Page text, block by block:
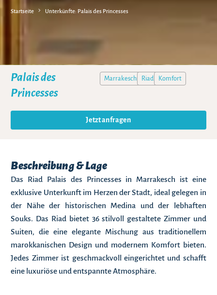
Startseite Unterkünfte: Palais des Princesses
Palais des
Princesses
Marrakesch Riad Komfort
Jetzt anfragen
Beschreibung & Lage
Das Riad Palais des Princesses in Marrakesch ist eine
exklusive Unterkunft im Herzen der Stadt, ideal gelegen in
der Nähe der historischen Medina und der lebhaften
Souks. Das Riad bietet 36 stilvoll gestaltete Zimmer und
Suiten, die eine elegante Mischung aus traditionellem
marokkanischen Design und modernem Komfort bieten.
Jedes Zimmer ist geschmackvoll eingerichtet und schafft
eine luxuriöse und entspannte Atmosphäre.